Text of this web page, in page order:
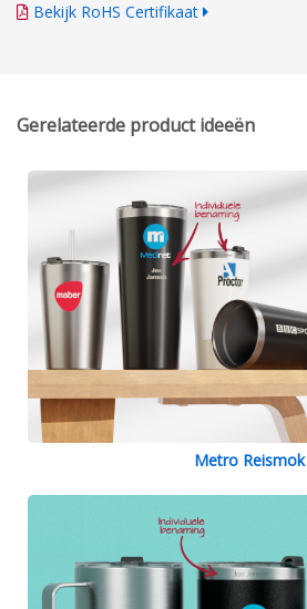
Bekijk RoHS Certifikaat
Gerelateerde product ideeën
Metro Reismok